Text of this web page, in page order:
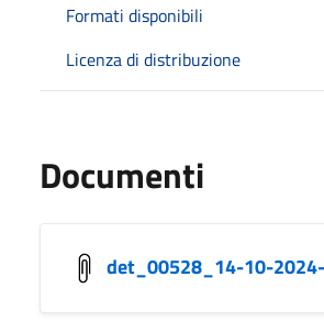
Formati disponibili
Licenza di distribuzione
Documenti
det_00528_14-10-